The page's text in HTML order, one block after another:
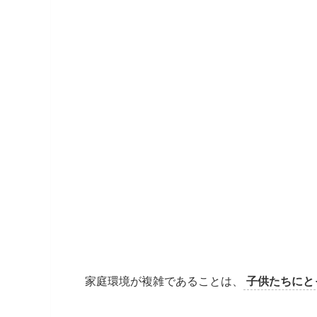
家庭環境が複雑であることは、 子供たちに